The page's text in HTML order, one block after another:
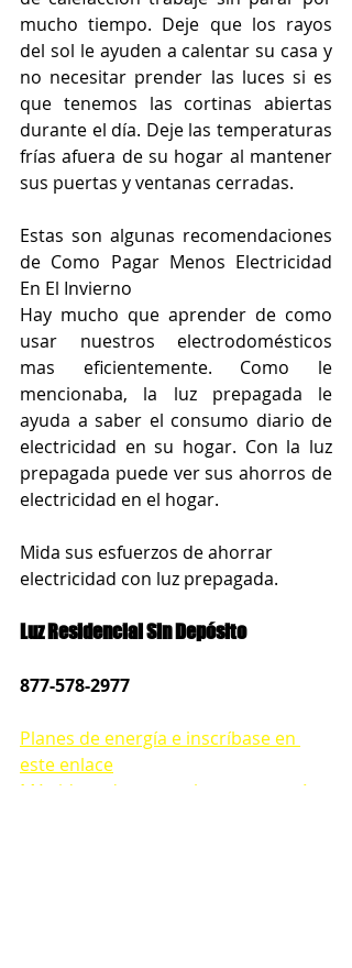
mucho tiempo. Deje que los rayos
del sol le ayuden a calentar su casa y
no necesitar prender las luces si es
que tenemos las cortinas abiertas
durante el día. Deje las temperaturas
frías afuera de su hogar al mantener
sus puertas y ventanas cerradas.
Estas son algunas recomendaciones
de Como Pagar Menos Electricidad
En El Invierno
Hay mucho que aprender de como
usar nuestros electrodomésticos
mas eficientemente. Como le
mencionaba, la luz prepagada le
ayuda a saber el consumo diario de
electricidad en su hogar. Con la luz
prepagada puede ver sus ahorros de
electricidad en el hogar.
Mida sus esfuerzos de ahorrar
electricidad con luz prepagada.
Luz Residencial Sin Depósito
877-578-2977
Planes de energía e inscríbase en
este enlace
Más ideas de como ahorrar energía